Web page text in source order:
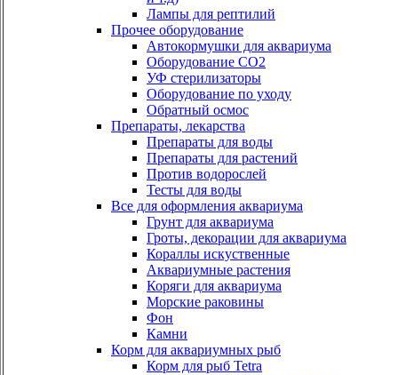
Лампы для рептилий
Прочее оборудование
Автокормушки для аквариума
Оборудование СО2
УФ стерилизаторы
Оборудование по уходу
Обратный осмос
Препараты, лекарства
Препараты для воды
Препараты для растений
Против водорослей
Тесты для воды
Все для оформления аквариума
Грунт для аквариума
Гроты, декорации для аквариума
Кораллы искуственные
Аквариумные растения
Коряги для аквариума
Морские раковины
Фон
Камни
Корм для аквариумных рыб
Корм для рыб Tetra